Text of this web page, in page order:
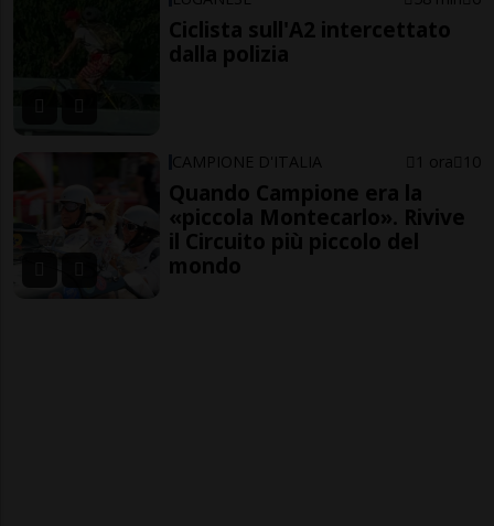
Ciclista sull'A2 intercettato
dalla polizia
CAMPIONE D'ITALIA 1 ora 10
Quando Campione era la
«piccola Montecarlo». Rivive
il Circuito più piccolo del
mondo